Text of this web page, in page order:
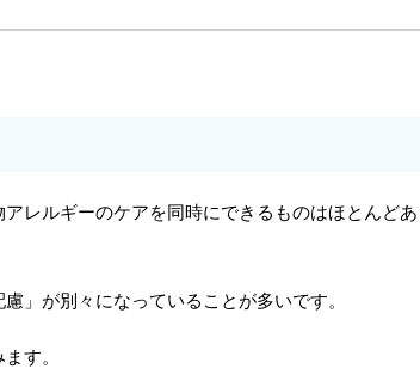
レルギーのケアを同時にできるものはほとんどあ
」が別々になっていることが多いです。
す。